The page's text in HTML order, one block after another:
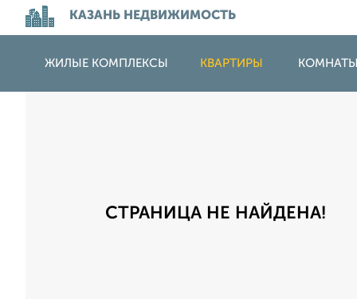
КАЗАНЬ НЕДВИЖИМОСТЬ
ЖИЛЫЕ КОМПЛЕКСЫ КВАРТИРЫ
СТРАНИЦА НЕ НАЙДЕНА!